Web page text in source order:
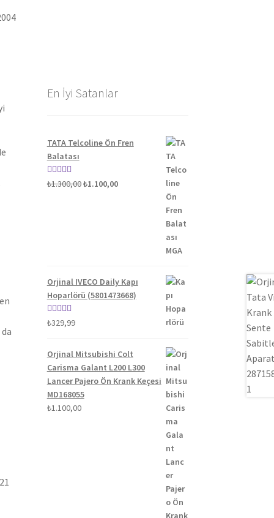
En İyi Satanlar
TATA Telcoline Ön Fren
Balatası
5 üzerinden
₺1.300,00Orijinal
₺1.100,00Şu
Orjinal IVECO Daily Kapı
Hoparlörü (5801473668)
5 üzerinden
₺329,99
Orjinal Mitsubishi Colt
Carisma Galant L200 L300
Lancer Pajero Ön Krank Keçesi
MD168055
₺1.100,00